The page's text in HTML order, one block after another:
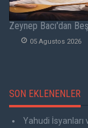
Zeynep Bacı'dan
05 Agustos 2026
SON EKLENENLER
Yahudi İsyanları